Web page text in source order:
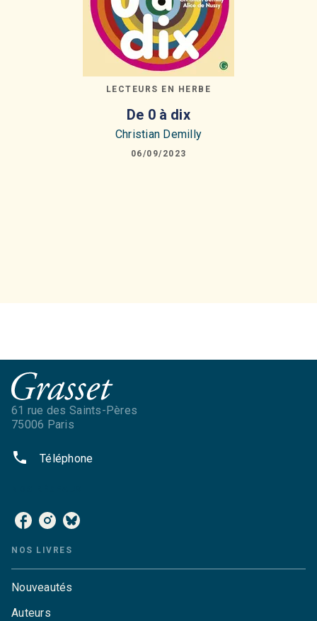
LECTEURS EN HERBE
De 0 à dix
Christian Demilly
06/09/2023
61 rue des Saints-Pères
75006 Paris
phone Téléphone
NOS LIVRES
Nouveautés
Auteurs